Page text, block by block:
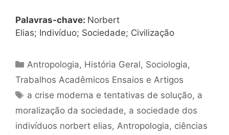
Palavras-chave: Norbert
Elias; Indivíduo; Sociedade; Civilização
Categorias
Antropologia, História Geral, Sociologia,
Trabalhos Acadêmicos Ensaios e Artigos
Tags
a crise moderna e tentativas de solução, a
moralização da sociedade, a sociedade dos
indivíduos norbert elias, Antropologia, ciências